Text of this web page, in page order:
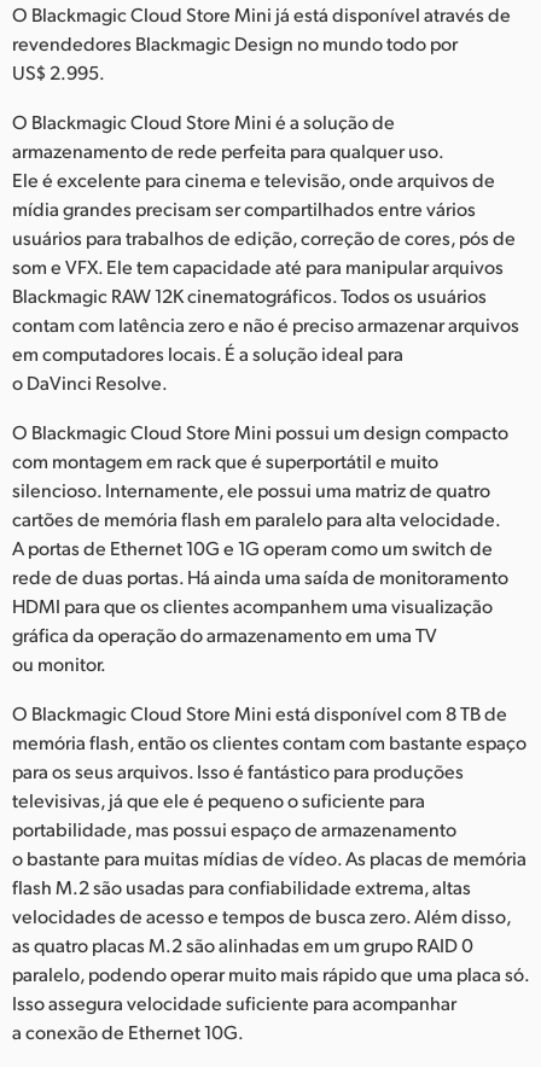
New Zealand
Norway
Poland
Portugal
Singapore
South Africa
Spain
Sweden
Chinese Taipei
Turkey
UAE
Ukraine
United States
O Blackmagic Cloud Store Mini já está disponível através de
revendedores Blackmagic Design no mundo todo por
US$ 2.995.
O Blackmagic Cloud Store Mini é a solução de
armazenamento de rede perfeita para qualquer uso.
Ele é excelente para cinema e televisão, onde arquivos de
mídia grandes precisam ser compartilhados entre vários
usuários para trabalhos de edição, correção de cores, pós de
som e VFX. Ele tem capacidade até para manipular arquivos
Blackmagic RAW 12K cinematográficos. Todos os usuários
contam com latência zero e não é preciso armazenar arquivos
em computadores locais. É a solução ideal para
o DaVinci Resolve.
O Blackmagic Cloud Store Mini possui um design compacto
com montagem em rack que é superportátil e muito
silencioso. Internamente, ele possui uma matriz de quatro
cartões de memória flash em paralelo para alta velocidade.
A portas de Ethernet 10G e 1G operam como um switch de
rede de duas portas. Há ainda uma saída de monitoramento
HDMI para que os clientes acompanhem uma visualização
gráfica da operação do armazenamento em uma TV
ou monitor.
O Blackmagic Cloud Store Mini está disponível com 8 TB de
memória flash, então os clientes contam com bastante espaço
para os seus arquivos. Isso é fantástico para produções
televisivas, já que ele é pequeno o suficiente para
portabilidade, mas possui espaço de armazenamento
o bastante para muitas mídias de vídeo. As placas de memória
flash M.2 são usadas para confiabilidade extrema, altas
velocidades de acesso e tempos de busca zero. Além disso,
as quatro placas M.2 são alinhadas em um grupo RAID 0
paralelo, podendo operar muito mais rápido que uma placa só.
Isso assegura velocidade suficiente para acompanhar
a conexão de Ethernet 10G.